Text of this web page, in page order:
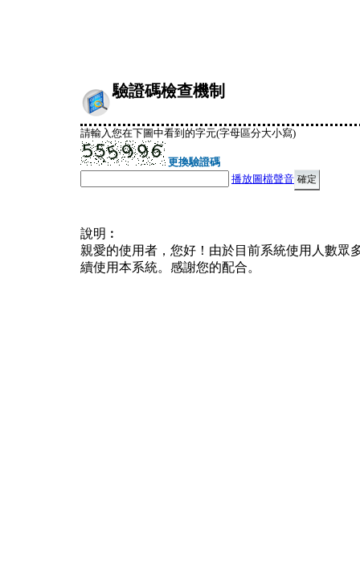
驗證碼檢查機制
請輸入您在下圖中看到的字元(字母區分大小寫)
更換驗證碼
播放圖檔聲音
說明︰
親愛的使用者，您好！由於目前系統使用人數眾
續使用本系統。感謝您的配合。